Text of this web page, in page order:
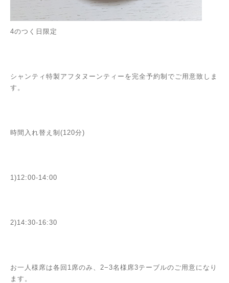
4のつく日限定
シャンティ特製アフタヌーンティーを完全予約制でご用意致しま
す。
時間入れ替え制(120分)
1)12:00-14:00
2)14:30-16:30
お一人様席は各回1席のみ、2−3名様席3テーブルのご用意になり
ます。